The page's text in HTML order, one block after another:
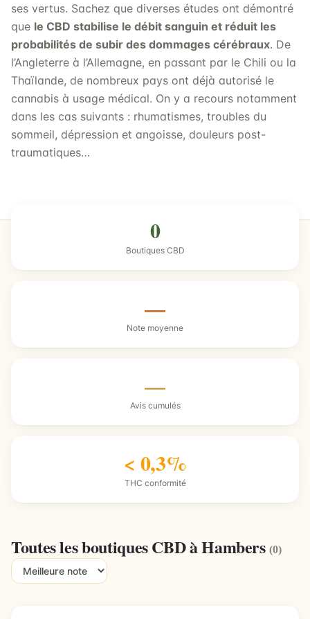
ses vertus. Sachez que diverses études ont démontré
que le CBD stabilise le débit sanguin et réduit les
probabilités de subir des dommages cérébraux. De
l’Angleterre à l’Allemagne, en passant par le Chili ou la
Thaïlande, de nombreux pays ont déjà autorisé le
cannabis à usage médical. On y a recours notamment
dans les cas suivants : rhumatismes, troubles du
sommeil, dépression et angoisse, douleurs post-
traumatiques…
0
Boutiques CBD
—
Note moyenne
—
Avis cumulés
< 0,3%
THC conformité
Toutes les boutiques CBD à Hambers(0)